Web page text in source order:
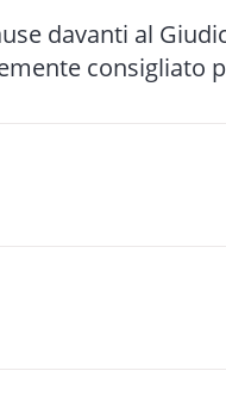
davanti al
consigliato